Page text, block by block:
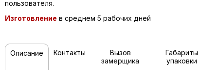
пользователя.
Изготовление в среднем 5 рабочих дней
Описание Контакты
Вызов
замерщика
Габариты
упаковки